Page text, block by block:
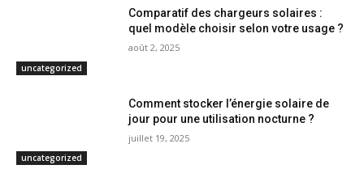
uncategorized
Comparatif des chargeurs solaires :
quel modèle choisir selon votre usage ?
août 2, 2025
uncategorized
Comment stocker l’énergie solaire de
jour pour une utilisation nocturne ?
juillet 19, 2025